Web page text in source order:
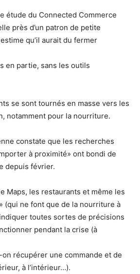
étude du Connected Commerce
près d’un patron de petite
qu’il aurait du fermer
en partie, sans les outils
se sont tournés en masse vers les
notamment pour la nourriture.
constate que les recherches
à proximité» ont bondi de
depuis février.
Maps, les restaurants et même les
(qui ne font que de la nourriture à
toutes sortes de précisions
pendant la crise (à
récupérer une commande et de
à l’intérieur…).